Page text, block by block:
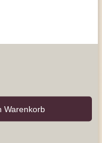
Warenkorb